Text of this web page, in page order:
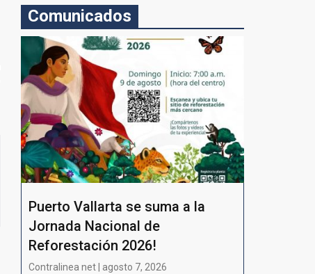
Comunicados
Puerto Vallarta se suma a la
Jornada Nacional de
Reforestación 2026!
Contralinea net | agosto 7, 2026